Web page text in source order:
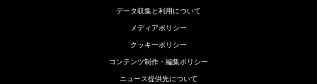
データ収集と利用について
メディアポリシー
クッキーポリシー
コンテンツ制作・編集ポリシー
ニュース提供先について